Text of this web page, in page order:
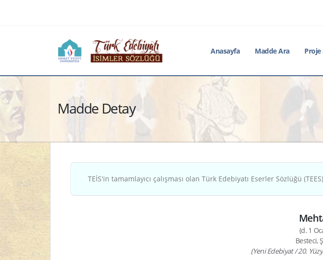
Anasayfa Madde Ara Proje
Madde Detay
TEİS'in tamamlayıcı çalışması olan Türk Edebiyatı Eserler Sözlüğü
(d. 1
Besteci,
(Yeni Edebiyat / 20.